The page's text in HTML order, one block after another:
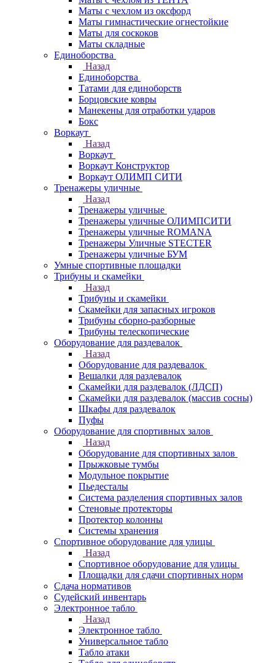
Маты с чехлом из оксфорд
Маты гимнастические огнестойкие
Маты для соскоков
Маты складные
Единоборства
Назад
Единоборства
Татами для единоборств
Борцовские ковры
Манекены для отработки ударов
Бокс
Воркаут
Назад
Воркаут
Воркаут Конструктор
Воркаут ОЛИМП СИТИ
Тренажеры уличные
Назад
Тренажеры уличные
Тренажеры уличные ОЛИМПСИТИ
Тренажеры уличные ROMANA
Тренажеры Уличные STECTER
Тренажеры уличные БУМ
Умные спортивные площадки
Трибуны и скамейки
Назад
Трибуны и скамейки
Скамейки для запасных игроков
Трибуны сборно-разборные
Трибуны телескопические
Оборудование для раздевалок
Назад
Оборудование для раздевалок
Вешалки для раздевалок
Скамейки для раздевалок (ЛДСП)
Скамейки для раздевалок (массив сосны)
Шкафы для раздевалок
Пуфы
Оборудование для спортивных залов
Назад
Оборудование для спортивных залов
Прыжковые тумбы
Модульное покрытие
Пьедесталы
Система разделения спортивных залов
Стеновые протекторы
Протектор колонны
Системы хранения
Спортивное оборудование для улицы
Назад
Спортивное оборудование для улицы
Площадки для сдачи спортивных норм
Сдача нормативов
Судейский инвентарь
Электронное табло
Назад
Электронное табло
Универсальное табло
Табло атаки